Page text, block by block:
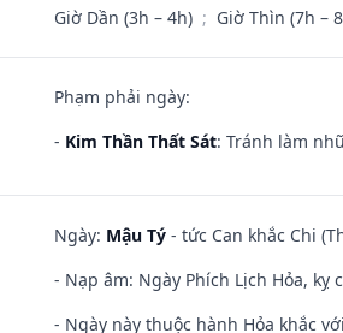
Giờ Dần (3h – 4h) ; Giờ Thìn (7h –
Phạm phải ngày:
- Kim Thần Thất Sát: Tránh làm
Ngày: Mậu Tý - tức Can khắc Chi
- Nạp âm: Ngày Phích Lịch Hỏa, kỵ
- Ngày này thuộc hành Hỏa khắc